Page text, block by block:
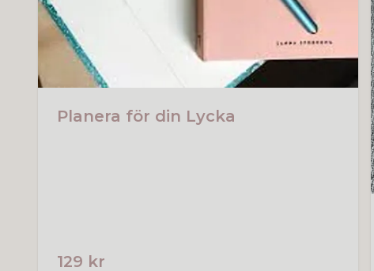
Planera för din Lycka
129 kr